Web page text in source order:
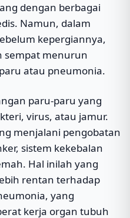
dengan berbagai
Namun, dalam
kepergiannya,
sempat menurun
atau pneumonia.
paru-paru yang
virus, atau jamur.
menjalani pengobatan
sistem kekebalan
Hal inilah yang
rentan terhadap
yang
kerja organ tubuh